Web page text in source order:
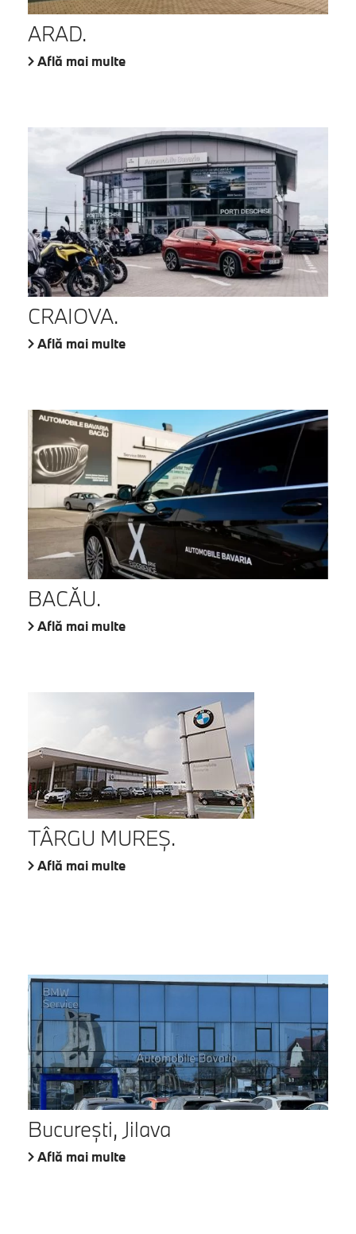
ARAD.
Află mai multe
CRAIOVA.
Află mai multe
BACĂU.
Află mai multe
TÂRGU MUREŞ.
Află mai multe
București, Jilava
Află mai multe